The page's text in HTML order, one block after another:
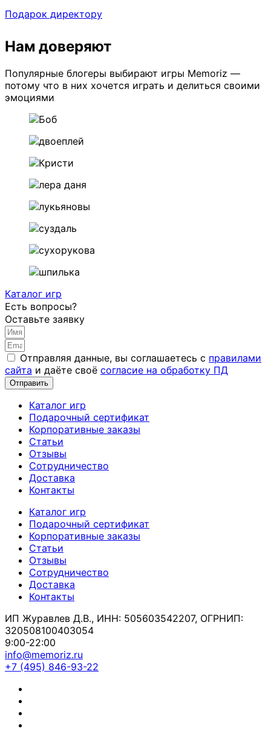
Подарок директору
Нам доверяют
Популярные блогеры выбирают игры Memoriz —
потому что в них хочется играть и делиться своими
эмоциями
Каталог игр
Есть вопросы?
Оставьте заявку
Отправляя данные, вы соглашаетесь с правилами
сайта и даёте своё согласие на обработку ПД
Отправить
Каталог игр
Подарочный сертификат
Корпоративные заказы
Статьи
Отзывы
Сотрудничество
Доставка
Контакты
Каталог игр
Подарочный сертификат
Корпоративные заказы
Статьи
Отзывы
Сотрудничество
Доставка
Контакты
ИП Журавлев Д.В., ИНН: 505603542207, ОГРНИП:
320508100403054
9:00-22:00
info@memoriz.ru
+7 (495) 846-93-22